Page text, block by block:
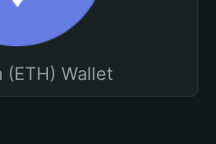
(ETH) Wallet